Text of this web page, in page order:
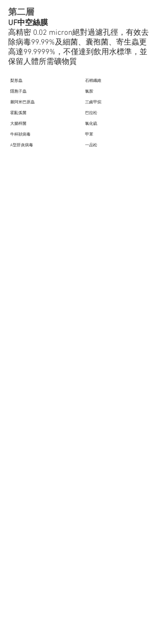
第二層
UF中空絲膜
高精密 0.02 micron絕對過濾孔徑，有效去
除病毒99.99%及細菌、囊孢菌、寄生蟲更
高達99.9999%，不僅達到飲用水標準，並
保留人體所需礦物質
梨形蟲
隱胞子蟲
棘阿米巴原蟲
霍亂弧菌
大腸桿菌
牛杯狀病毒
A型肝炎病毒
石棉纖維
氯胺
三鹵甲烷
巴拉松
氯化硫
甲苯
一品松